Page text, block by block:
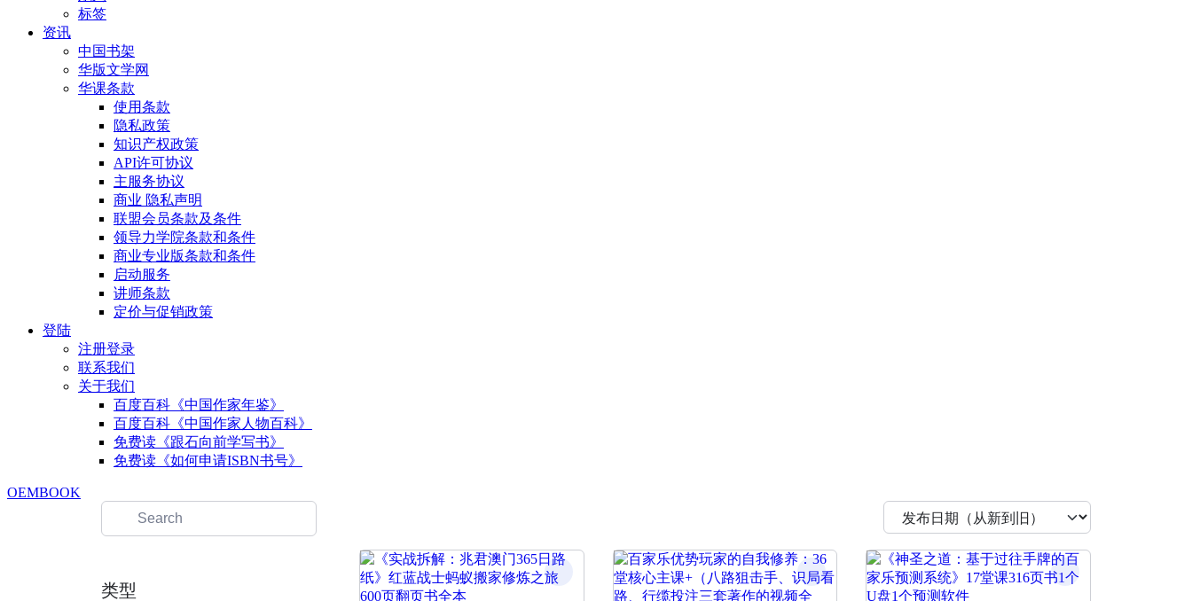
标签
资讯
中国书架
华版文学网
华课条款
使用条款
隐私政策
知识产权政策
API许可协议
主服务协议
商业 隐私声明
联盟会员条款及条件
领导力学院条款和条件
商业专业版条款和条件
启动服务
讲师条款
定价与促销政策
登陆
注册登录
联系我们
关于我们
百度百科《中国作家年鉴》
百度百科《中国作家人物百科》
免费读《跟石向前学写书》
免费读《如何申请ISBN书号》
OEMBOOK
类型